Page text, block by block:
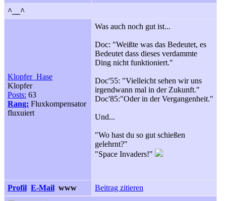
^__^
Klopfer_Hase
Klopfer
Posts: 63
Rang: Fluxkompensator
fluxuiert
Was auch noch gut ist...
Doc: "Weißte was das Bedeutet, es
Bedeutet dass dieses verdammte
Ding nicht funktioniert."
Doc'55: "Vielleicht sehen wir uns
irgendwann mal in der Zukunft."
Doc'85:"Oder in der Vergangenheit."
Und...
"Wo hast du so gut schießen
gelehrnt?"
"Space Invaders!"
Profil E-Mail www Beitrag zitieren